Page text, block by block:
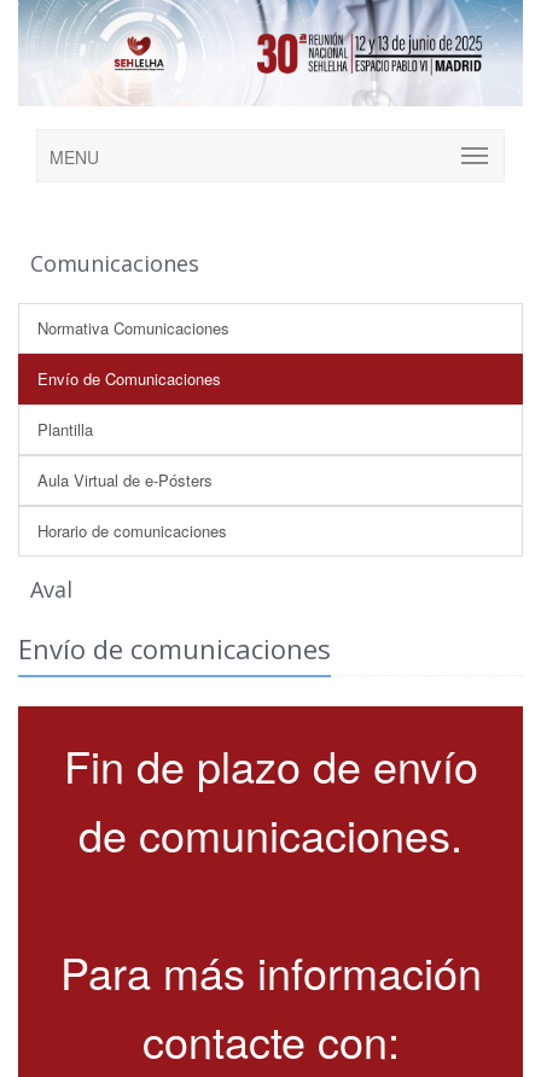
MENU
Comunicaciones
Normativa Comunicaciones
Envío de Comunicaciones
Plantilla
Aula Virtual de e-Pósters
Horario de comunicaciones
Aval
Envío de comunicaciones
Fin de plazo de envío
de comunicaciones.
Para más información
contacte con: